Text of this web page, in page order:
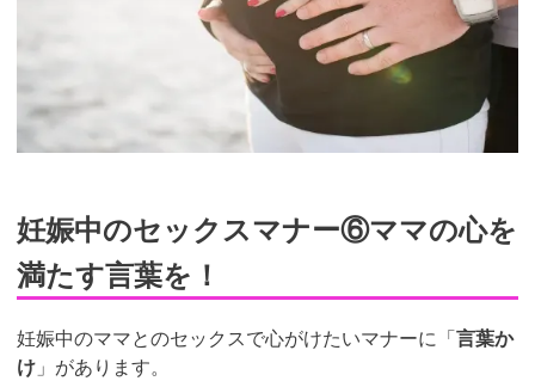
妊娠中のセックスマナー⑥ママの心を
満たす言葉を！
妊娠中のママとのセックスで心がけたいマナーに「言葉か
け 」があります。